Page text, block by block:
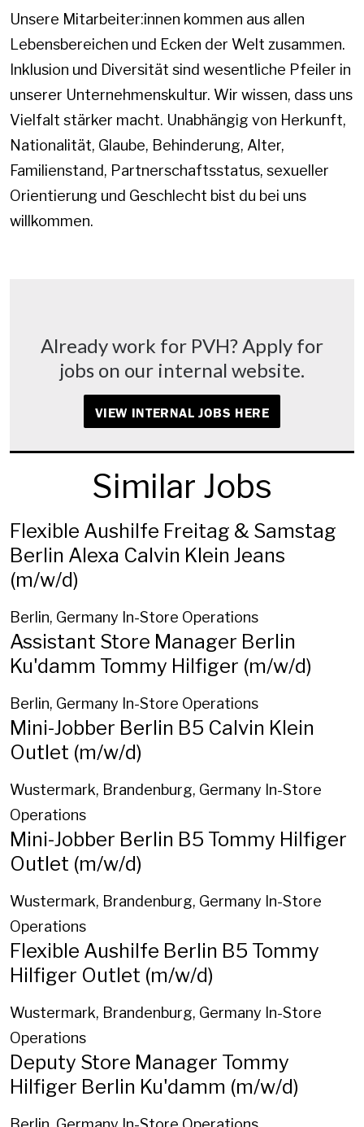
Unsere Mitarbeiter:innen kommen aus allen
Lebensbereichen und Ecken der Welt zusammen.
Inklusion und Diversität sind wesentliche Pfeiler in
unserer Unternehmenskultur. Wir wissen, dass uns
Vielfalt stärker macht. Unabhängig von Herkunft,
Nationalität, Glaube, Behinderung, Alter,
Familienstand, Partnerschaftsstatus, sexueller
Orientierung und Geschlecht bist du bei uns
willkommen.
Already work for PVH? Apply for
jobs on our internal website.
VIEW INTERNAL JOBS HERE
Similar Jobs
Flexible Aushilfe Freitag & Samstag
Berlin Alexa Calvin Klein Jeans
(m/w/d)
Berlin, Germany In-Store Operations
Assistant Store Manager Berlin
Ku'damm Tommy Hilfiger (m/w/d)
Berlin, Germany In-Store Operations
Mini-Jobber Berlin B5 Calvin Klein
Outlet (m/w/d)
Wustermark, Brandenburg, Germany In-Store
Operations
Mini-Jobber Berlin B5 Tommy Hilfiger
Outlet (m/w/d)
Wustermark, Brandenburg, Germany In-Store
Operations
Flexible Aushilfe Berlin B5 Tommy
Hilfiger Outlet (m/w/d)
Wustermark, Brandenburg, Germany In-Store
Operations
Deputy Store Manager Tommy
Hilfiger Berlin Ku'damm (m/w/d)